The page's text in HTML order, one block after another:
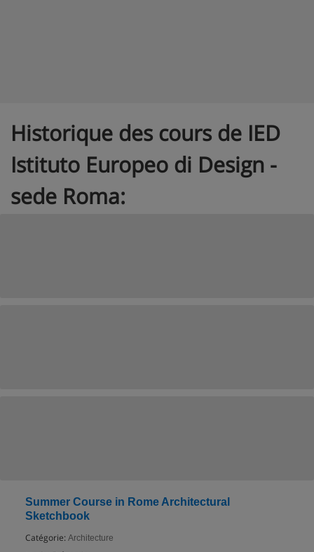
Historique des cours de IED
Istituto Europeo di Design -
sede Roma:
Summer Course in Rome Architectural
Sketchbook
Catégorie: Architecture